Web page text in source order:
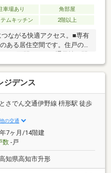
車場あり
角部屋
ムキッチン 2階以上
ながる快適アクセス。■専有
ある居住空間です。住戸のプ
、三面開口による通風性と開
。高知の夏の夜空を飾る「高
望できます。■ペット相談可
わせ下さい
ジデンス
とさでん交通伊野線 枡形駅 徒歩
の交通
7ヶ月/14階建
数-戸
知県高知市升形